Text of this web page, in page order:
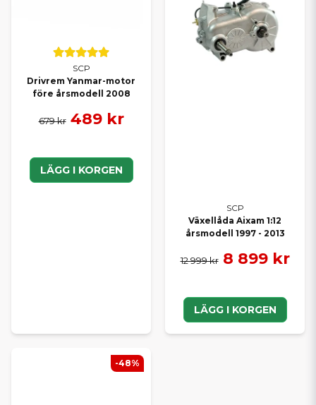
SCP
Drivrem Yanmar-motor
före årsmodell 2008
679 kr 489 kr
LÄGG I KORGEN
SCP
Växellåda Aixam 1:12
årsmodell 1997 - 2013
12 999 kr 8 899 kr
LÄGG I KORGEN
-48%